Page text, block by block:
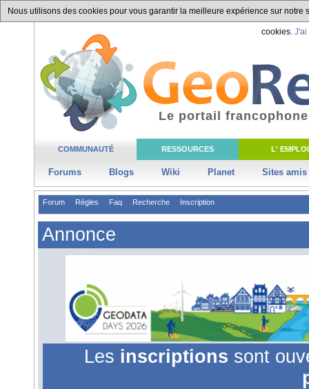
Nous utilisons des cookies pour vous garantir la meilleure expérience sur
cookies. J'ai
COMMUNAUTÉ RESSOURCES L' EMPLOI
Forums Blogs Wiki Planet Sites amis
Le portail
Forum Règles Faq Recherche Inscription
Annonce
Les inscriptions sont